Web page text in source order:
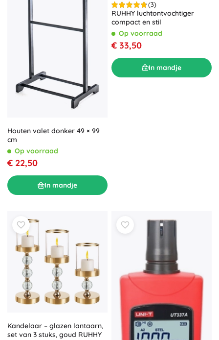
Houten valet donker 49 × 99
cm
Op voorraad
€ 22,50
In mandje
(3)
RUHHY luchtontvochtiger
compact en stil
Op voorraad
€ 33,50
In mandje
Kandelaar – glazen lantaarn,
set van 3 stuks, goud RUHHY